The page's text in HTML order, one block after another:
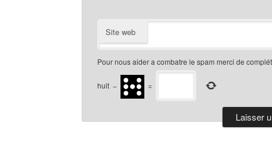
Site web
Pour nous aider a combatre le spam merci de
huit − =